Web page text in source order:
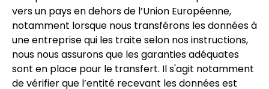
vers un pays en dehors de l’Union Européenne,
notamment lorsque nous transférons les données à
une entreprise qui les traite selon nos instructions,
nous nous assurons que les garanties adéquates
sont en place pour le transfert. Il s'agit notamment
de vérifier que l’entité recevant les données est